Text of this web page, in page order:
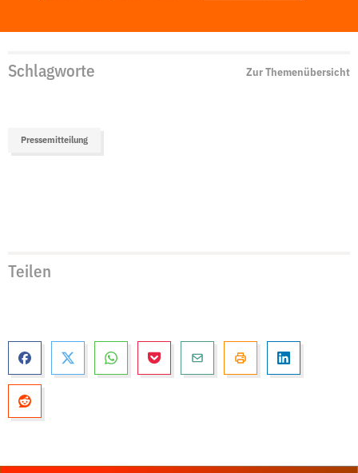
Schlagworte Zur Themenübersicht
Pressemitteilung
Teilen